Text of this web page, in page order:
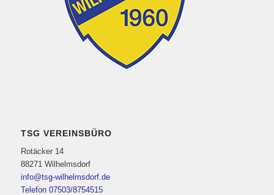
TSG VEREINSBÜRO
Rotäcker 14
88271 Wilhelmsdorf
info@tsg-wilhelmsdorf.de
Telefon 07503/8754515